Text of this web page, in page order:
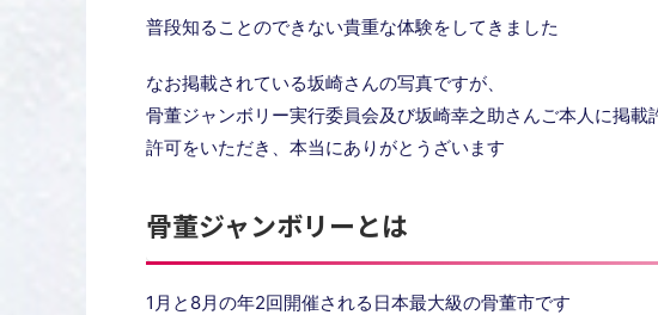
普段知ることのできない貴重な体験をしてきました
なお掲載されている坂崎さんの写真ですが、
骨董ジャンボリー実行委員会及び坂崎幸之助さんご本人に掲載
許可をいただき、本当にありがとうざいます
骨董ジャンボリーとは
1月と8月の年2回開催される日本最大級の骨董市です